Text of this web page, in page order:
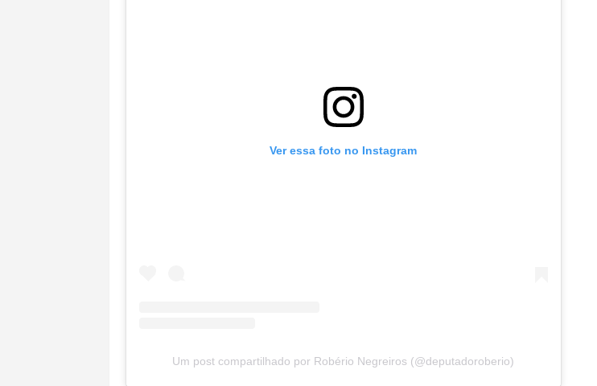
Ver essa foto no Instagram
Um post compartilhado por Robério Negreiros (@deputadoroberio)